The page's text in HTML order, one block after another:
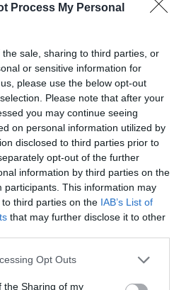
Process My Personal
sale, sharing to third parties, or
or sensitive information for
please use the below opt-out
Please note that after your
you may continue seeing
on personal information utilized by
disclosed to third parties prior to
opt-out of the further
information by third parties on the
participants. This information may
third parties on the IAB’s List of
that may further disclose it to other
app uses one or more Google
usage behaviour. You may click to
Opt Outs
the Sharing of my
σε πυρόπληκτους
από
ανακοινώνει ότι